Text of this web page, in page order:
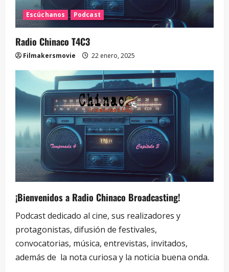
Escúchanos Podcast
Radio Chinaco T4C3
Filmakersmovie 22 enero, 2025
¡Bienvenidos a Radio Chinaco Broadcasting!
Podcast dedicado al cine, sus realizadores y
protagonistas, difusión de festivales,
convocatorias, música, entrevistas, invitados,
además de la nota curiosa y la noticia buena onda.